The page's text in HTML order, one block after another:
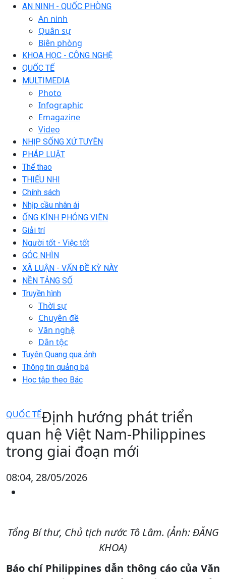
AN NINH - QUỐC PHÒNG
An ninh
Quân sự
Biên phòng
KHOA HỌC - CÔNG NGHỆ
QUỐC TẾ
MULTIMEDIA
Photo
Infographic
Emagazine
Video
NHỊP SỐNG XỨ TUYÊN
PHÁP LUẬT
Thể thao
THIẾU NHI
Chính sách
Nhịp cầu nhân ái
ỐNG KÍNH PHÓNG VIÊN
Giải trí
Người tốt - Việc tốt
GÓC NHÌN
XÃ LUẬN - VẤN ĐỀ KỲ NÀY
NỀN TẢNG SỐ
Truyền hình
Thời sự
Chuyên đề
Văn nghệ
Dân tộc
Tuyên Quang qua ảnh
Thông tin quảng bá
Học tập theo Bác
QUỐC TẾĐịnh hướng phát triển
quan hệ Việt Nam-Philippines
trong giai đoạn mới
08:04, 28/05/2026
Tổng Bí thư, Chủ tịch nước Tô Lâm. (Ảnh: ĐĂNG
KHOA)
Báo chí Philippines dẫn thông cáo của Văn